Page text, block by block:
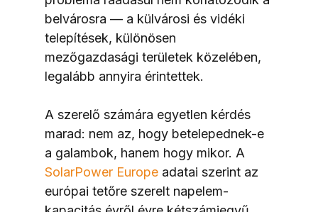
belvárosra — a külvárosi és vidéki
telepítések, különösen
mezőgazdasági területek közelében,
legalább annyira érintettek.
A szerelő számára egyetlen kérdés
marad: nem az, hogy betelepednek-e
a galambok, hanem hogy mikor. A
SolarPower Europe adatai szerint az
európai tetőre szerelt napelem-